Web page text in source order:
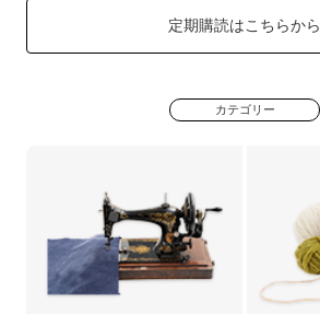
定期購読はこちらから
カテゴリー